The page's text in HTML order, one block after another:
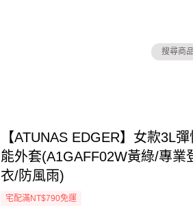
【ATUNAS EDGER】女款3L
能外套(A1GAFF02W黃綠/專業
衣/防風雨)
宅配滿NT$790免運